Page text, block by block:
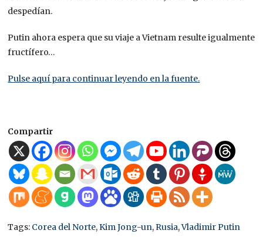
despedían.
Putin ahora espera que su viaje a Vietnam resulte igualmente
fructífero…
Pulse aquí para continuar leyendo en la fuente.
Compartir
Tags: Corea del Norte,Kim Jong-un,Rusia,Vladimir Putin